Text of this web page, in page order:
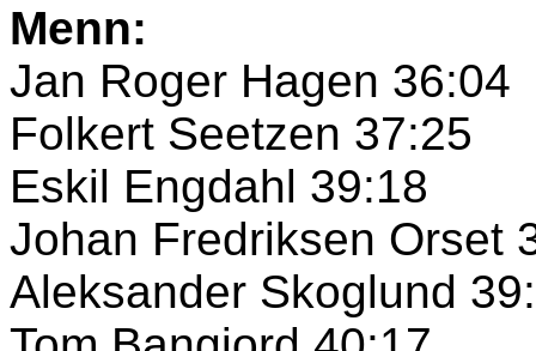
Menn:
Jan Roger Hagen 36:04
Folkert Seetzen 37:25
Eskil Engdahl 39:18
Johan Fredriksen Orset
Aleksander Skoglund